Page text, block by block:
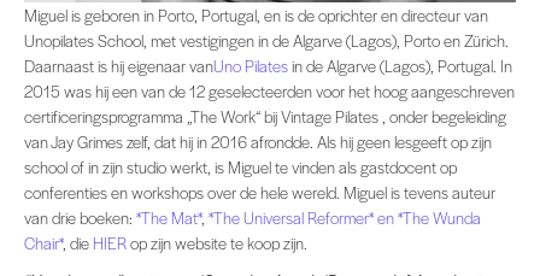
Miguel is geboren in Porto, Portugal, en is de oprichter en directeur van
Miguel is geboren in Porto, Portugal, en is de oprichter en directeur van
Unopilates School, met vestigingen in de Algarve (Lagos), Porto en Zürich.
Daarnaast is hij eigenaar vanUno Pilatesin de Algarve (Lagos), Portugal. In
2015 was hij een van de 12 geselecteerden voor het hoog aangeschreven
certificeringsprogramma „The Work“ bij Vintage Pilates , onder begeleiding
van Jay Grimes zelf, dat hij in 2016 afrondde. Als hij geen lesgeeft op zijn
school of in zijn studio werkt, is Miguel te vinden als gastdocent op
conferenties en workshops over de hele wereld. Miguel is tevens auteur
van drie boeken: *The Mat*, *The Universal Reformer* en*The Wunda
Chair*, die HIERop zijn website te koop zijn.